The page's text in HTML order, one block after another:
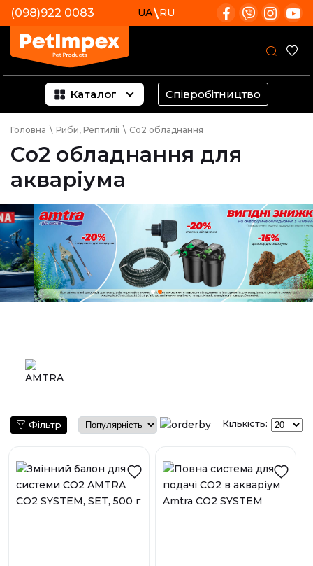
(098)922 0083 UA RU
Каталог Співробітництво
Головна \ Риби, Рептилії \ Cо2 обладнання
Cо2 обладнання для
акваріума
Фільтр Кількість: